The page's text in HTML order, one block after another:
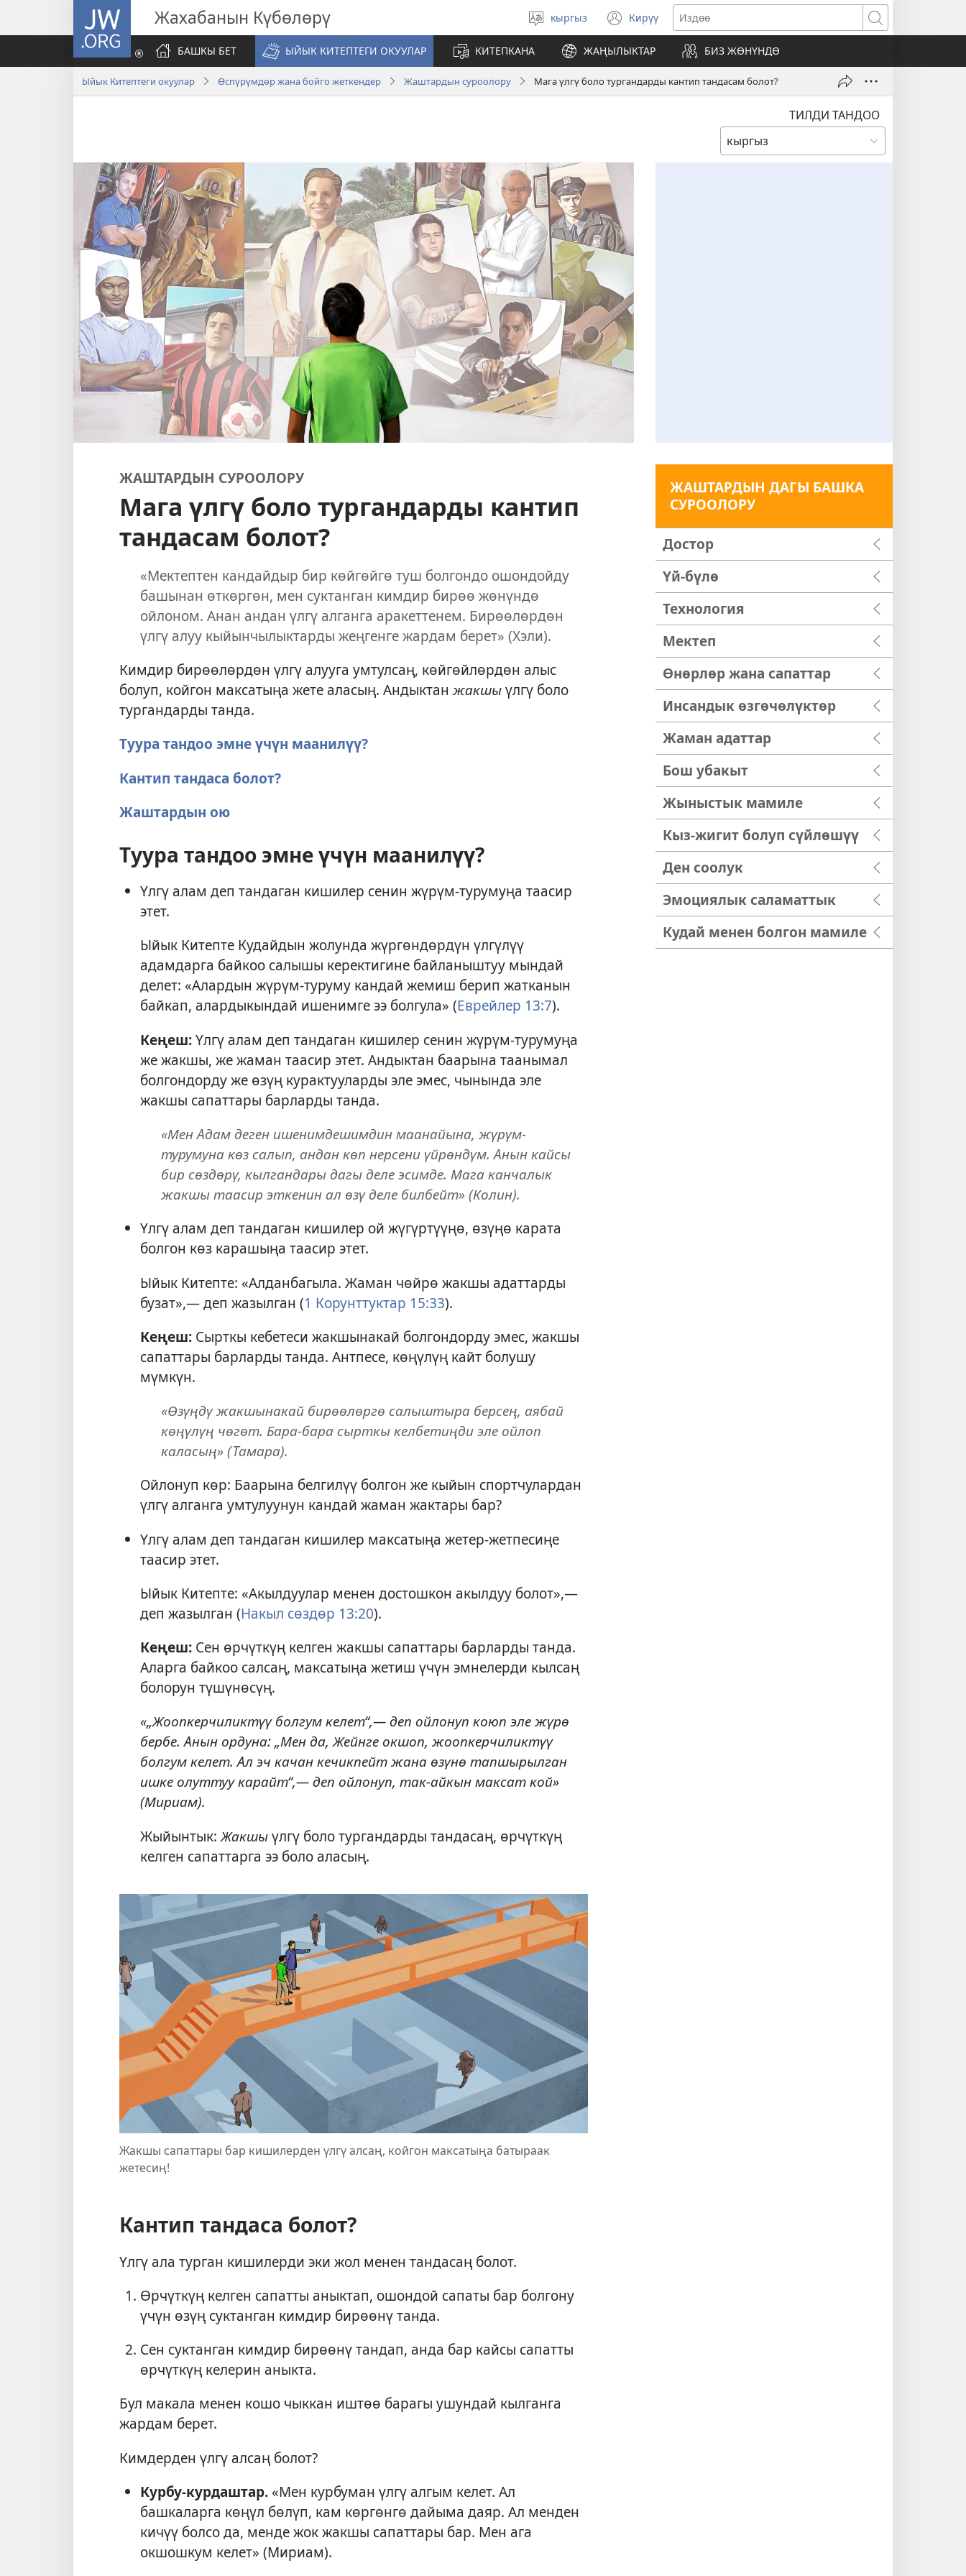
JW.ORG Жахабанын Күбөлөрү
Тилди
тандаңыз
кыргыз Кирүү
(жаңы
терезе
ачат)
Издөө
БАШКЫ БЕТ
ЫЙЫК КИТЕПТЕГИ ОКУУЛАР КИТЕПКАНА ЖАҢЫЛЫКТАР БИЗ ЖӨНҮНДӨ
Ыйык Китептеги окуулар Өспүрүмдөр жана бойго жеткендер Жаштардын суроолору Мага үлгү боло тургандарды кантип тандасам болот?
ТИЛДИ ТАНДОО
ЖАШТАРДЫН СУРООЛОРУ
Мага үлгү боло тургандарды кантип
тандасам болот?
«Мектептен кандайдыр бир көйгөйгө туш болгондо ошондойду
башынан өткөргөн, мен суктанган кимдир бирөө жөнүндө
ойлоном. Анан андан үлгү алганга аракеттенем. Бирөөлөрдөн
үлгү алуу кыйынчылыктарды жеңгенге жардам берет» (Хэли).
Кимдир бирөөлөрдөн үлгү алууга умтулсаң, көйгөйлөрдөн алыс
болуп, койгон максатыңа жете аласың. Андыктан жакшыүлгү боло
тургандарды танда.
Туура тандоо эмне үчүн маанилүү?
Кантип тандаса болот?
Жаштардын ою
Туура тандоо эмне үчүн маанилүү?
Үлгү алам деп тандаган кишилер сенин жүрүм-турумуңа таасир
этет.
Ыйык Китепте Кудайдын жолунда жүргөндөрдүн үлгүлүү
адамдарга байкоо салышы керектигине байланыштуу мындай
делет: «Алардын жүрүм-туруму кандай жемиш берип жатканын
байкап, алардыкындай ишенимге ээ болгула» (Еврейлер 13:7).
Кеңеш:Үлгү алам деп тандаган кишилер сенин жүрүм-турумуңа
же жакшы, же жаман таасир этет. Андыктан баарына таанымал
болгондорду же өзүң курактууларды эле эмес, чынында эле
жакшы сапаттары барларды танда.
«Мен Адам деген ишенимдешимдин маанайына, жүрүм-
турумуна көз салып, андан көп нерсени үйрөндүм. Анын кайсы
бир сөздөрү, кылгандары дагы деле эсимде. Мага канчалык
жакшы таасир эткенин ал өзү деле билбейт» (Колин).
Үлгү алам деп тандаган кишилер ой жүгүртүүңө, өзүңө карата
болгон көз карашыңа таасир этет.
Ыйык Китепте: «Алданбагыла. Жаман чөйрө жакшы адаттарды
бузат»,— деп жазылган (1 Корунттуктар 15:33).
Кеңеш:Сырткы кебетеси жакшынакай болгондорду эмес, жакшы
сапаттары барларды танда. Антпесе, көңүлүң кайт болушу
мүмкүн.
«Өзүңдү жакшынакай бирөөлөргө салыштыра берсең, аябай
көңүлүң чөгөт. Бара-бара сырткы келбетиңди эле ойлоп
каласың» (Тамара).
Ойлонуп көр: Баарына белгилүү болгон же кыйын спортчулардан
үлгү алганга умтулуунун кандай жаман жактары бар?
Үлгү алам деп тандаган кишилер максатыңа жетер-жетпесиңе
таасир этет.
Ыйык Китепте: «Акылдуулар менен достошкон акылдуу болот»,—
деп жазылган (Накыл сөздөр 13:20).
Кеңеш:Сен өрчүткүң келген жакшы сапаттары барларды танда.
Аларга байкоо салсаң, максатыңа жетиш үчүн эмнелерди кылсаң
болорун түшүнөсүң.
«„Жоопкерчиликтүү болгум келет“,— деп ойлонуп коюп эле жүрө
бербе. Анын ордуна: „Мен да, Жейнге окшоп, жоопкерчиликтүү
болгум келет. Ал эч качан кечикпейт жана өзүнө тапшырылган
ишке олуттуу карайт“,— деп ойлонуп, так-айкын максат кой»
(Мириам).
Жыйынтык:Жакшыүлгү боло тургандарды тандасаң, өрчүткүң
келген сапаттарга ээ боло аласың.
Жакшы сапаттары бар кишилерден үлгү алсаң, койгон максатыңа батыраак
жетесиң!
Кантип тандаса болот?
Үлгү ала турган кишилерди эки жол менен тандасаң болот.
Өрчүткүң келген сапатты аныктап, ошондой сапаты бар болгону
үчүн өзүң суктанган кимдир бирөөнү танда.
Сен суктанган кимдир бирөөнү тандап, анда бар кайсы сапатты
өрчүткүң келерин аныкта.
Бул макала менен кошо чыккан иштөө барагы ушундай кылганга
жардам берет.
Кимдерден үлгү алсаң болот?
Курбу-курдаштар.«Мен курбуман үлгү алгым келет. Ал
башкаларга көңүл бөлүп, кам көргөнгө дайыма даяр. Ал менден
кичүү болсо да, менде жок жакшы сапаттары бар. Мен ага
окшошкум келет» (Мириам).
ЖАШТАРДЫН ДАГЫ БАШКА
СУРООЛОРУ
Достор
Үй-бүлө
Технология
Мектеп
Өнөрлөр жана сапаттар
Инсандык өзгөчөлүктөр
Жаман адаттар
Бош убакыт
Жыныстык мамиле
Кыз-жигит болуп сүйлөшүү
Ден соолук
Эмоциялык саламаттык
Кудай менен болгон мамиле